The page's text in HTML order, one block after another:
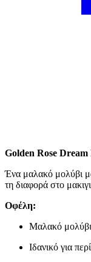
Golden Rose
Ένα μαλακό μολύβι
τη διαφορά στο
Οφέλη:
Μαλακό
Ιδανικό για